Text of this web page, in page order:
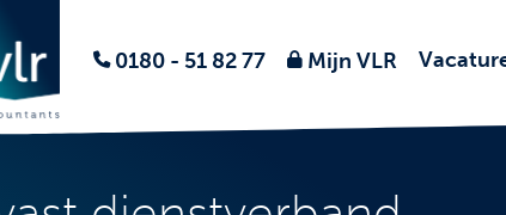
0180 - 51 82 77 Mijn VLR